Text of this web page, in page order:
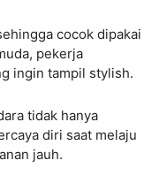
cocok dipakai
pekerja
ingin tampil stylish.
tidak hanya
diri saat melaju
jauh.